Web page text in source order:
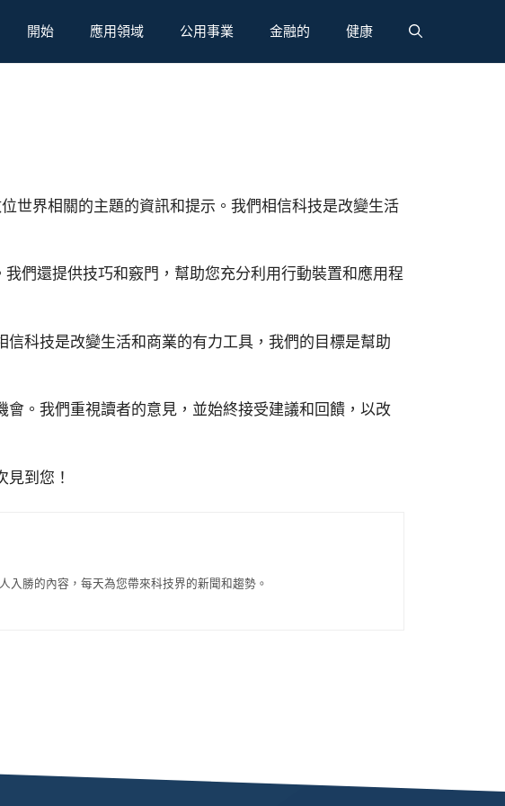
開始 應用領域 公用事業 金融的 健康
世界相關的主題的資訊和提示。我們相信科技是改變生活
們還提供技巧和竅門，幫助您充分利用行動裝置和應用程
科技是改變生活和商業的有力工具，我們的目標是幫助
。我們重視讀者的意見，並始終接受建議和回饋，以改
到您！
勝的內容，每天為您帶來科技界的新聞和趨勢。